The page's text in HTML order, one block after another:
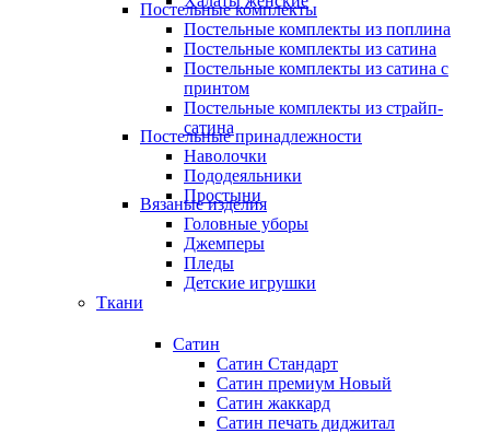
Постельные комплекты
Постельные комплекты из поплина
Постельные комплекты из сатина
Постельные комплекты из сатина с
принтом
Постельные комплекты из страйп-
сатина
Постельные принадлежности
Наволочки
Пододеяльники
Простыни
Вязаные изделия
Головные уборы
Джемперы
Пледы
Детские игрушки
Ткани
Сатин
Сатин Стандарт
Сатин премиум Новый
Сатин жаккард
Сатин печать диджитал